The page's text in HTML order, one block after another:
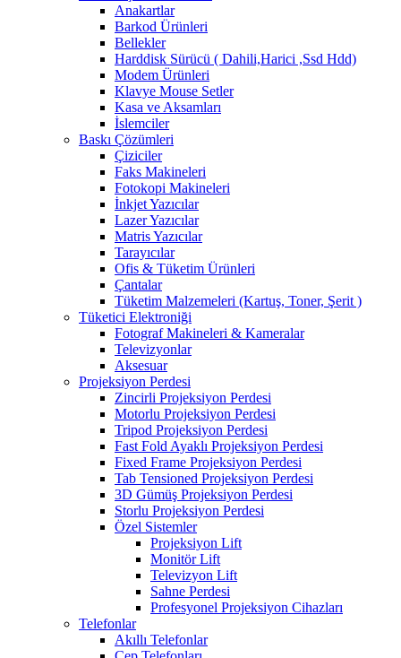
Anakartlar
Barkod Ürünleri
Bellekler
Harddisk Sürücü ( Dahili,Harici ,Ssd Hdd)
Modem Ürünleri
Klavye Mouse Setler
Kasa ve Aksamları
İslemciler
Baskı Çözümleri
Çiziciler
Faks Makineleri
Fotokopi Makineleri
İnkjet Yazıcılar
Lazer Yazıcılar
Matris Yazıcılar
Tarayıcılar
Ofis & Tüketim Ürünleri
Çantalar
Tüketim Malzemeleri (Kartuş, Toner, Şerit )
Tüketici Elektroniği
Fotograf Makineleri & Kameralar
Televizyonlar
Aksesuar
Projeksiyon Perdesi
Zincirli Projeksiyon Perdesi
Motorlu Projeksiyon Perdesi
Tripod Projeksiyon Perdesi
Fast Fold Ayaklı Projeksiyon Perdesi
Fixed Frame Projeksiyon Perdesi
Tab Tensioned Projeksiyon Perdesi
3D Gümüş Projeksiyon Perdesi
Storlu Projeksiyon Perdesi
Özel Sistemler
Projeksiyon Lift
Monitör Lift
Televizyon Lift
Sahne Perdesi
Profesyonel Projeksiyon Cihazları
Telefonlar
Akıllı Telefonlar